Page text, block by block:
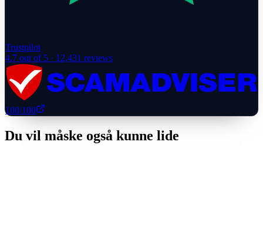
Trustpilot
4.7 out of 5 · 12,431 reviews
100/100
Du vil måske også kunne lide